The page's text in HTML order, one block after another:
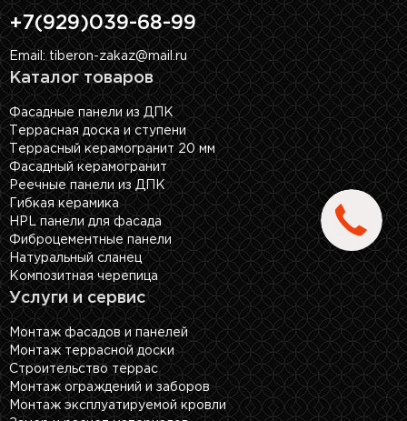
+7(929)039-68-99
Email: tiberon-zakaz@mail.ru
Каталог товаров
Фасадные панели из ДПК
Террасная доска и ступени
Террасный керамогранит 20 мм
Фасадный керамогранит
Реечные панели из ДПК
Гибкая керамика
HPL панели для фасада
Фиброцементные панели
Натуральный сланец
Композитная черепица
Услуги и сервис
Монтаж фасадов и панелей
Монтаж террасной доски
Строительство террас
Монтаж ограждений и заборов
Монтаж эксплуатируемой кровли